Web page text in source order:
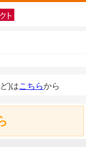
)はこちらから